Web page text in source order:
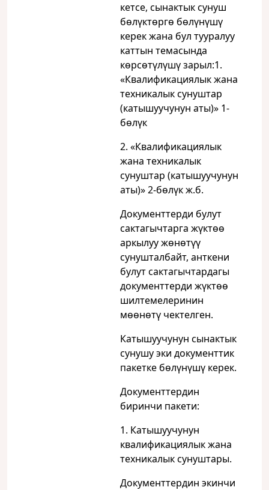
кетсе, сынактык сунуш
бөлүктөргө бөлүнүшү
керек жана бул тууралуу
каттын темасында
көрсөтүлүшү зарыл:1.
«Квалификациялык жана
техникалык сунуштар
(катышуучунун аты)» 1-
бөлүк
2. «Квалификациялык
жана техникалык
сунуштар (катышуучунун
аты)» 2-бөлүк ж.б.
Документтерди булут
сактагычтарга жүктөө
аркылуу жөнөтүү
сунушталбайт, анткени
булут сактагычтардагы
документтерди жүктөө
шилтемелеринин
мөөнөтү чектелген.
Катышуучунун сынактык
сунушу эки документтик
пакетке бөлүнүшү керек.
Документтердин
биринчи пакети:
1. Катышуучунун
квалификациялык жана
техникалык сунуштары.
Документтердин экинчи